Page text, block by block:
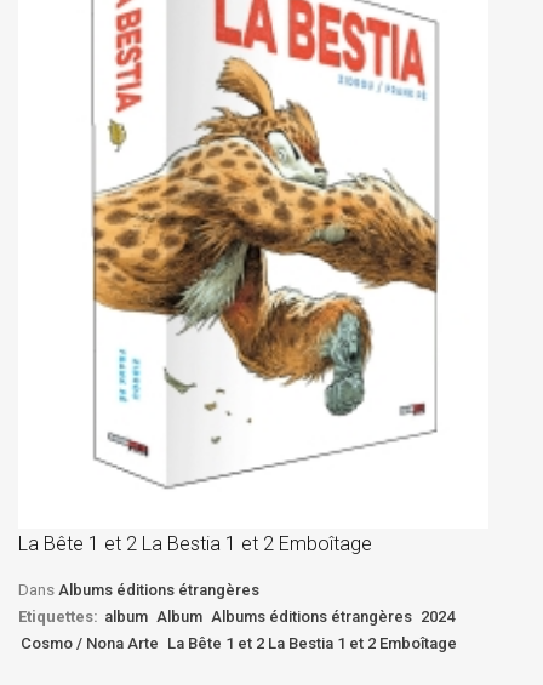
La Bête 1 et 2 La Bestia 1 et 2 Emboîtage
Dans Albums éditions étrangères
Etiquettes: album Album Albums éditions étrangères 2024
Cosmo / Nona Arte La Bête 1 et 2 La Bestia 1 et 2 Emboîtage